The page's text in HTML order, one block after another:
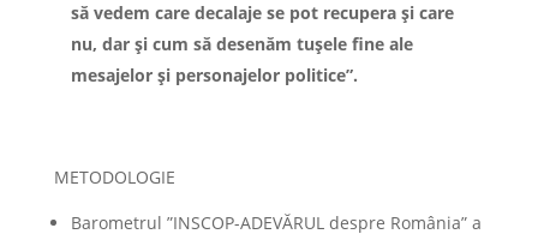
să vedem care decalaje se pot recupera şi care
nu, dar şi cum să desenăm tuşele fine ale
mesajelor şi personajelor politice”.
METODOLOGIE
Barometrul ”INSCOP-ADEVĂRUL despre România” a